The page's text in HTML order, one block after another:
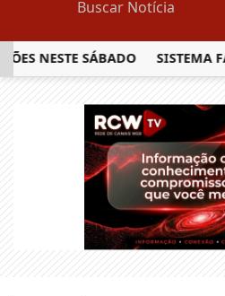
SÁBADO SISTEMA